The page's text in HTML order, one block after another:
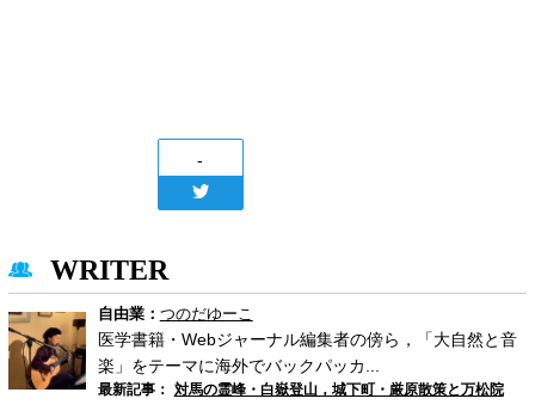
-
WRITER
自由業： つのだゆーこ
医学書籍・Webジャーナル編集者の傍ら，「大自然と音
楽」をテーマに海外でバックパッカ...
最新記事： 対馬の霊峰・白嶽登山，城下町・厳原散策と万松院